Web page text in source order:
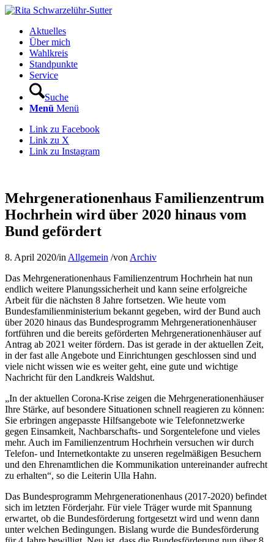
Aktuelles
Über mich
Wahlkreis
Standpunkte
Service
Suche
Menü Menü
Link zu Facebook
Link zu X
Link zu Instagram
Mehrgenerationenhaus Familienzentrum
Hochrhein wird über 2020 hinaus vom
Bund gefördert
8. April 2020/in Allgemein /von Archiv
Das Mehrgenerationenhaus Familienzentrum Hochrhein hat nun
endlich weitere Planungssicherheit und kann seine erfolgreiche
Arbeit für die nächsten 8 Jahre fortsetzen. Wie heute vom
Bundesfamilienministerium bekannt gegeben, wird der Bund auch
über 2020 hinaus das Bundesprogramm Mehrgenerationenhäuser
fortführen und die bereits geförderten Mehrgenerationenhäuser auf
Antrag ab 2021 weiter fördern. Das ist gerade in der aktuellen Zeit,
in der fast alle Angebote und Einrichtungen geschlossen sind und
viele nicht wissen wie es weiter geht, eine gute und wichtige
Nachricht für den Landkreis Waldshut.
„In der aktuellen Corona-Krise zeigen die Mehrgenerationenhäuser
Ihre Stärke, auf besondere Situationen schnell reagieren zu können:
Sie erbringen angepasste Hilfsangebote wie Telefonnetzwerke
gegen Einsamkeit, Nachbarschafts- und Sorgentelefone und vieles
mehr. Auch im Familienzentrum Hochrhein versuchen wir durch
Telefon- und Internetkontakte zu unseren regelmäßigen Besuchern
und den Ehrenamtlichen die Kommunikation untereinander aufrecht
zu erhalten“, so die Leiterin Ulla Hahn.
Das Bundesprogramm Mehrgenerationenhaus (2017-2020) befindet
sich im letzten Förderjahr. Für viele Träger wurde mit Spannung
erwartet, ob die Bundesförderung fortgesetzt wird und wenn dann
unter welchen Bedingungen. Bislang wurde die Bundesförderung